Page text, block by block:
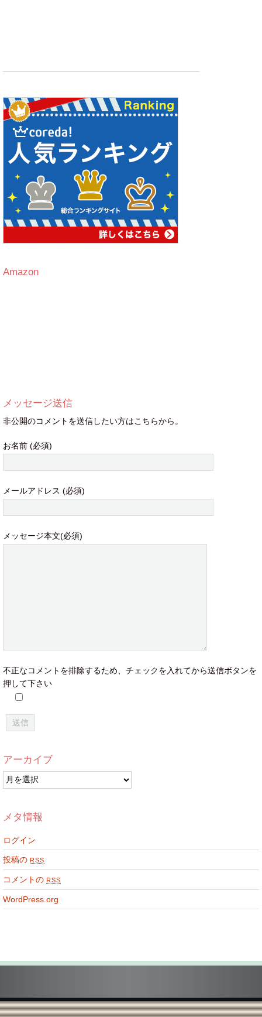
Amazon
メッセージ送信
非公開のコメントを送信したい方はこちらから。
お名前 (必須)
メールアドレス (必須)
メッセージ本文(必須)
不正なコメントを排除するため、チェックを入れてから送信ボタンを
押して下さい
アーカイブ
ア
ー
イ
メタ情報
ログイン
投稿の RSS
コメントの RSS
WordPress.org